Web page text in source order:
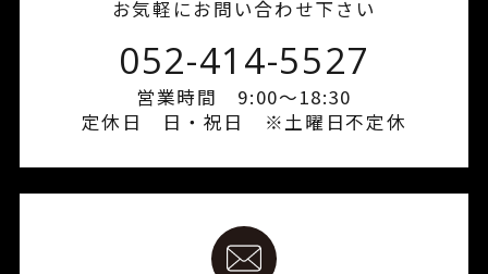
お気軽にお問い合わせ下さい
052-414-5527
営業時間 9:00～18:30
定休日 日・祝日 ※土曜日不定休